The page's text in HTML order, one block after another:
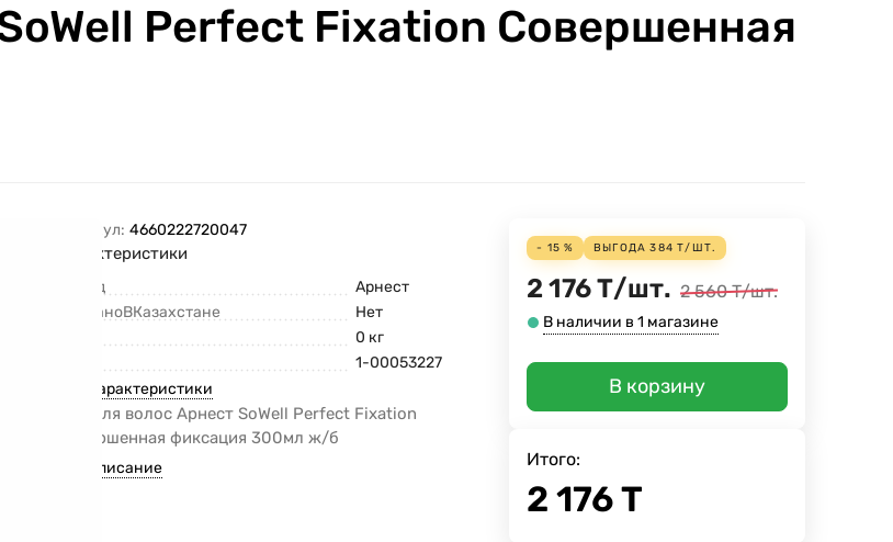
Perfect Fixation Совершенная
Артикул: 4660222720047
Характеристики
Бренд
Арнест
СделаноВКазахстане
Нет
0 кг
1-00053227
Все характеристики
Лак для волос Арнест SoWell Perfect Fixation
Совершенная фиксация 300мл ж/б
Все описание
- 15 % ВЫГОДА384 Т/ШТ.
2 176Т/шт. 2 560 Т/шт.
В наличии в 1 магазине
В корзину
Итого:
2 176Т